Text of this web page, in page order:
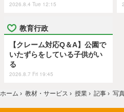
2026.8.4 Tue 12:15
教育行政
【クレーム対応Q＆A】公園で
いたずらをしている子供がい
る
2026.8.7 Fri 19:45
ホーム › 教材・サービス › 授業 › 記事 › 写